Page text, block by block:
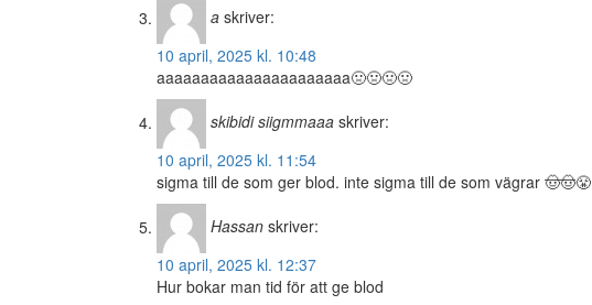
a skriver:
10 april, 2025 kl. 10:48
aaaaaaaaaaaaaaaaaaaaaa🤢🤢🤢🤢
skibidi siigmmaaa skriver:
10 april, 2025 kl. 11:54
sigma till de som ger blod. inte sigma till de som vägrar 🤠🤠😤
Hassan skriver:
10 april, 2025 kl. 12:37
Hur bokar man tid för att ge blod